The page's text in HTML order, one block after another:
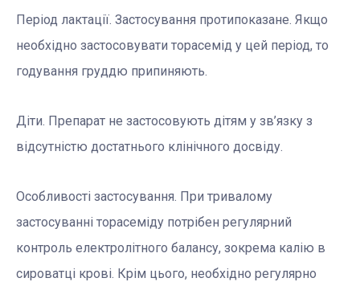
Період лактації. Застосування протипоказане. Якщо
необхідно застосовувати торасемід у цей період, то
годування груддю припиняють.
Діти. Препарат не застосовують дітям у зв’язку з
відсутністю достатнього клінічного досвіду.
Особливості застосування. При тривалому
застосуванні торасеміду потрібен регулярний
контроль електролітного балансу, зокрема калію в
сироватці крові. Крім цього, необхідно регулярно